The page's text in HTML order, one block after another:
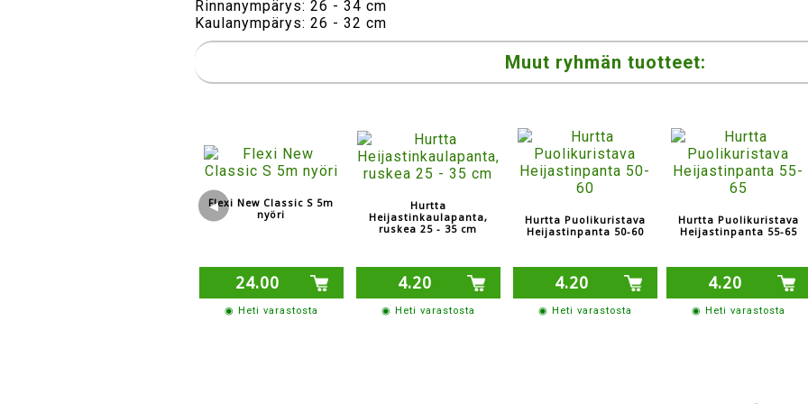
Rinnanympärys: 26 - 34 cm
Kaulanympärys: 26 - 32 cm
Muut ryhmän tuotteet:
◀
Flexi New Classic S 5m
nyöri
24.00
◉ Heti varastosta
Hurtta
Heijastinkaulapanta,
ruskea 25 - 35 cm
4.20
◉ Heti varastosta
Hurtta Puolikuristava
Heijastinpanta 50-60
4.20
◉ Heti varastosta
Hurtta Puolikuristava
Heijastinpanta 55-65
4.20
◉ Heti varastosta